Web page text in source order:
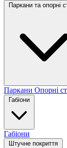
Паркани та опорні
Паркани Опорні
Габіони
Габіони
Штучне покриття